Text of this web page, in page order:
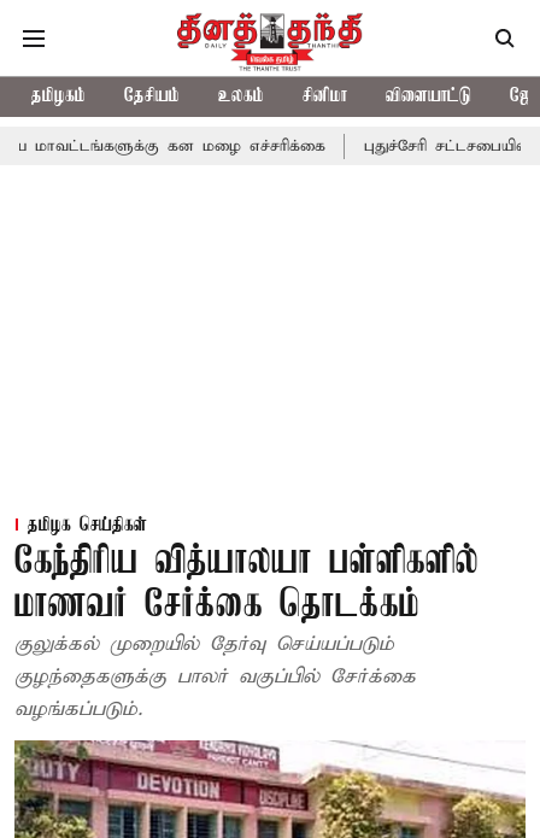
தமிழகம் தேசியம் உலகம் சினிமா விளையாட்டு
கன மழை எச்சரிக்கை புதுச்சேரி சட்டசபையில் வரும்
தமிழக செய்திகள்
கேந்திரிய வித்யாலயா பள்ளிகளில்
மாணவர் சேர்க்கை தொடக்கம்
குலுக்கல் முறையில் தேர்வு செய்யப்படும்
குழந்தைகளுக்கு பாலர் வகுப்பில் சேர்க்கை
வழங்கப்படும்.